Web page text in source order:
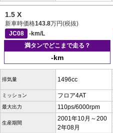
1.5 X
新車時価格143.8万円(税抜)
JC08
-km/L
満タンでどこまで走る？
-km
排気量 1496cc
ミッション フロア4AT
最大出力 110ps/6000rpm
生産期間
2001年10月～200
2年08月